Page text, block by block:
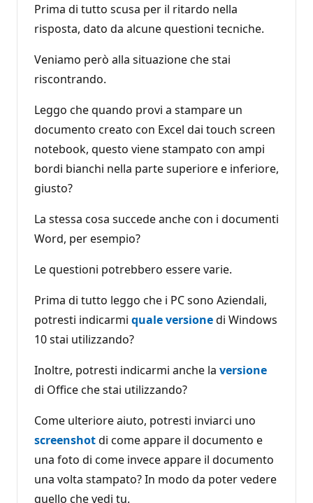
Prima di tutto scusa per il ritardo nella
risposta, dato da alcune questioni tecniche.
Veniamo però alla situazione che stai
riscontrando.
Leggo che quando provi a stampare un
documento creato con Excel dai touch screen
notebook, questo viene stampato con ampi
bordi bianchi nella parte superiore e inferiore,
giusto?
La stessa cosa succede anche con i documenti
Word, per esempio?
Le questioni potrebbero essere varie.
Prima di tutto leggo che i PC sono Aziendali,
potresti indicarmi quale versionedi Windows
10 stai utilizzando?
Inoltre, potresti indicarmi anche la versione
di Office che stai utilizzando?
Come ulteriore aiuto, potresti inviarci uno
screenshotdi come appare il documento e
una foto di come invece appare il documento
una volta stampato? In modo da poter vedere
quello che vedi tu.